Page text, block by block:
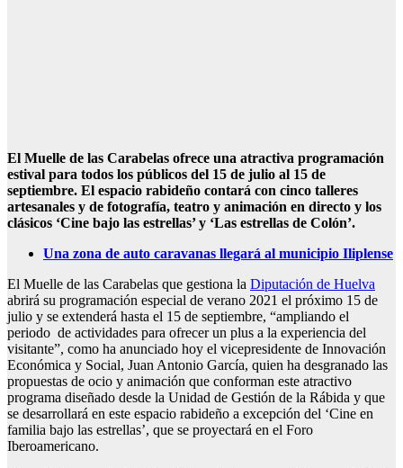
El Muelle de las Carabelas ofrece una atractiva programación
estival para todos los públicos del 15 de julio al 15 de
septiembre. El espacio rabideño contará con cinco talleres
artesanales y de fotografía, teatro y animación en directo y los
clásicos ‘Cine bajo las estrellas’ y ‘Las estrellas de Colón’.
Una zona de auto caravanas llegará al municipio Iliplense
El Muelle de las Carabelas que gestiona la Diputación de Huelva
abrirá su programación especial de verano 2021 el próximo 15 de
julio y se extenderá hasta el 15 de septiembre, “ampliando el
periodo de actividades para ofrecer un plus a la experiencia del
visitante”, como ha anunciado hoy el vicepresidente de Innovación
Económica y Social, Juan Antonio García, quien ha desgranado las
propuestas de ocio y animación que conforman este atractivo
programa diseñado desde la Unidad de Gestión de la Rábida y que
se desarrollará en este espacio rabideño a excepción del ‘Cine en
familia bajo las estrellas’, que se proyectará en el Foro
Iberoamericano.